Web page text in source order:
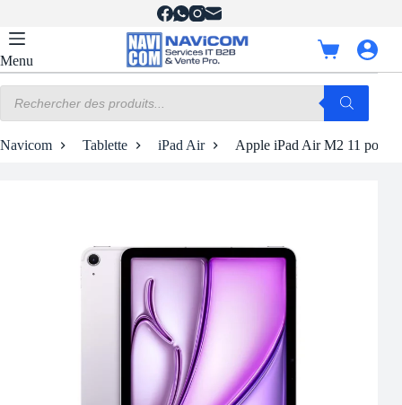
contenu
Menu
Panier
d’achat
produits
Navicom Tablette iPad Air Apple iPad Air M2 11